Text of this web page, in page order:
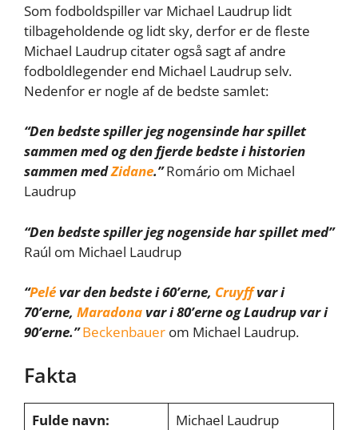
Som fodboldspiller var Michael Laudrup lidt
tilbageholdende og lidt sky, derfor er de fleste
Michael Laudrup citater også sagt af andre
fodboldlegender end Michael Laudrup selv.
Nedenfor er nogle af de bedste samlet:
“Den bedste spiller jeg nogensinde har spillet
sammen med og den fjerde bedste i historien
sammen medZidane.”Romário om Michael
Laudrup
“Den bedste spiller jeg nogenside har spillet med”
Raúl om Michael Laudrup
“Pelé var den bedste i 60’erne, Cruyffvar i
70’erne, Maradona var i 80’erne og Laudrup var i
90’erne.” Beckenbauer om Michael Laudrup.
Fakta
Fulde navn:
Michael Laudrup